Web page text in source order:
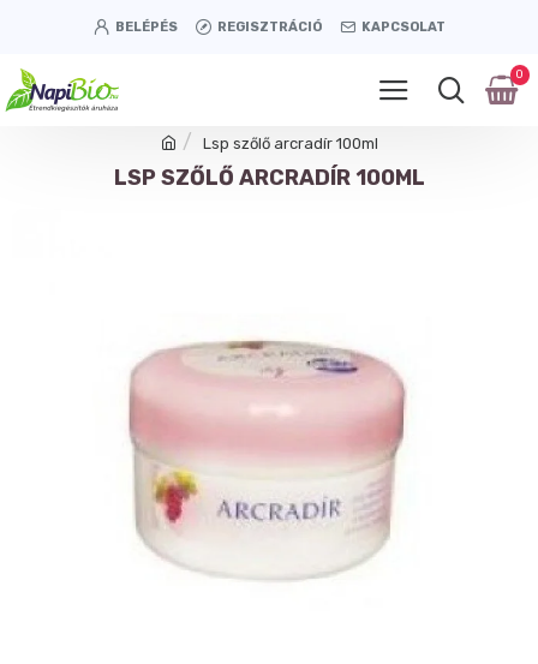
BELÉPÉS REGISZTRÁCIÓ KAPCSOLAT
0
Lsp szőlő arcradír 100ml
LSP SZŐLŐ ARCRADÍR 100ML